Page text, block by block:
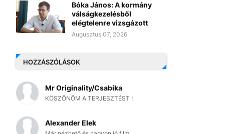
Bóka János: A kormány
válságkezelésből
elégtelenre vizsgázott
Augusztus 07, 2026
HOZZÁSZÓLÁSOK
Mr Originality/Csabika
KÖSZÖNÖM A TERJESZTÉST !
Alexander Elek